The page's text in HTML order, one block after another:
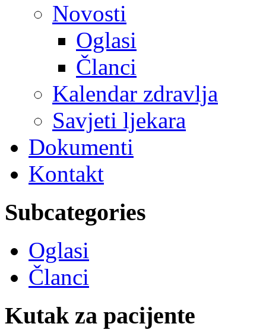
Novosti
Oglasi
Članci
Kalendar zdravlja
Savjeti ljekara
Dokumenti
Kontakt
Subcategories
Oglasi
Članci
Kutak za pacijente